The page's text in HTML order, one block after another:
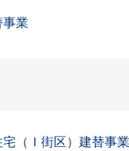
業
宅（Ｉ街区）建替事